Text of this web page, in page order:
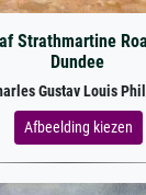
Strathmartine
Dundee
Gustav Louis
Afbeelding kiezen